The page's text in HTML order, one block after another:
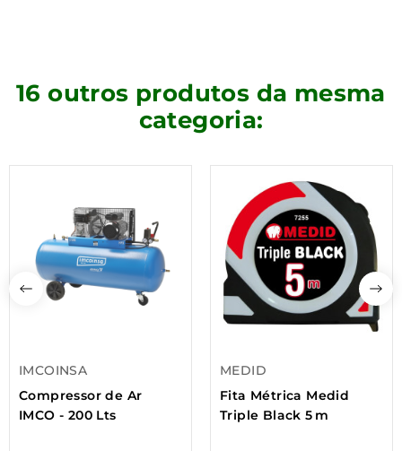
16 outros produtos da mesma
categoria:
IMCOINSA
Compressor de Ar
IMCO - 200 Lts
MEDID
Fita Métrica Medid
Triple Black 5 m